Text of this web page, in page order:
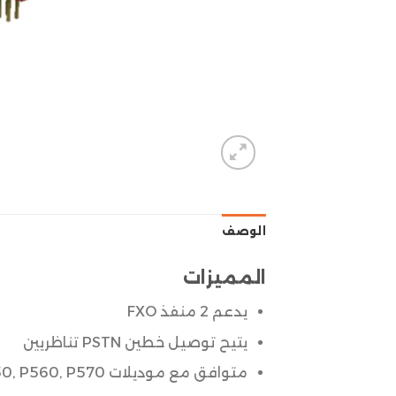
الوصف
المميزات
يدعم 2 منفذ FXO
يتيح توصيل خطين PSTN تناظريين
متوافق مع موديلات S412, S20, S50, S100, S300, P550, P560, P570